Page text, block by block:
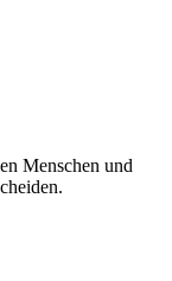
Menschen und